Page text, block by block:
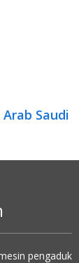
Saudi
pengaduk